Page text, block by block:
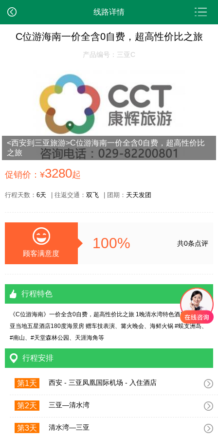
线路详情
C位游海南一价全含0自费，超高性价比之旅
产品编号：三亚C
<西安到三亚旅游>C位游海南一价全含0自费，超高性价比
之旅
促销价：¥3280起
行程天数： 6天 | 往返交通： 双飞 | 团期： 天天发团
顾客满意度
100% 共0条点评
行程特色
《C位游海南》一价全含0自费，超高性价比之旅 1晚清水湾特色酒店➕ 4晚三
亚当地五星酒店180度海景房 赠车技表演、篝火晚会、海鲜火锅 #蜈支洲岛、
#南山、#天堂森林公园、天涯海角等
行程安排
第1天 西安 - 三亚凤凰国际机场 - 入住酒店
第2天 三亚—清水湾
第3天 清水湾—三亚